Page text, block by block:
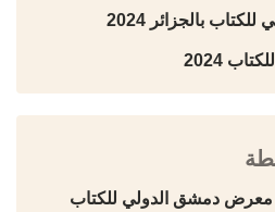
بالجزائر 2024
2024
معرض دمشق الدولي للكتاب